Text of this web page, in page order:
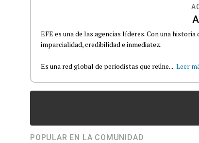
EFE es una de las agencias líderes. Con una historia
imparcialidad, credibilidad e inmediatez.
Es una red global de periodistas que reúne... Leer
POPULAR EN LA COMUNIDAD